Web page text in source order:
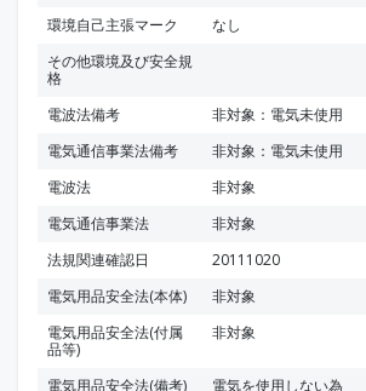
環境自己主張マーク
なし
その他環境及び安全規
格
電波法備考
非対象：電気未使用
電気通信事業法備考
非対象：電気未使用
電波法
非対象
電気通信事業法
非対象
法規関連確認日
20111020
電気用品安全法(本体)
非対象
電気用品安全法(付属
品等)
非対象
電気用品安全法(備考) 電気を使用しない為